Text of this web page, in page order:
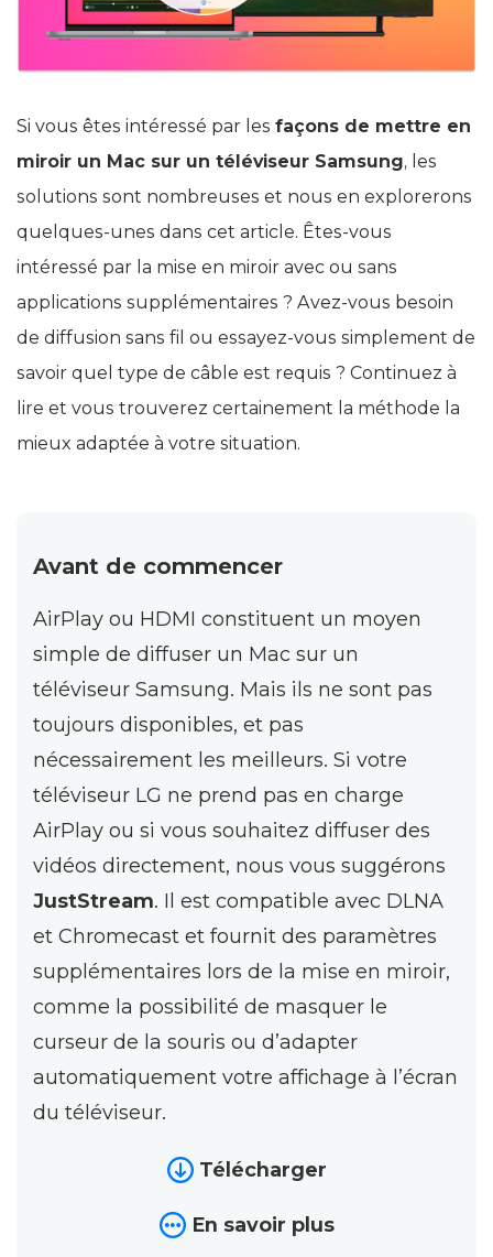
Si vous êtes intéressé par les façons de mettre en
miroir un Mac sur un téléviseur Samsung, les
solutions sont nombreuses et nous en explorerons
quelques-unes dans cet article. Êtes-vous
intéressé par la mise en miroir avec ou sans
applications supplémentaires ? Avez-vous besoin
de diffusion sans fil ou essayez-vous simplement de
savoir quel type de câble est requis ? Continuez à
lire et vous trouverez certainement la méthode la
mieux adaptée à votre situation.
Avant de commencer
AirPlay ou HDMI constituent un moyen
simple de diffuser un Mac sur un
téléviseur Samsung. Mais ils ne sont pas
toujours disponibles, et pas
nécessairement les meilleurs. Si votre
téléviseur LG ne prend pas en charge
AirPlay ou si vous souhaitez diffuser des
vidéos directement, nous vous suggérons
JustStream. Il est compatible avec DLNA
et Chromecast et fournit des paramètres
supplémentaires lors de la mise en miroir,
comme la possibilité de masquer le
curseur de la souris ou d’adapter
automatiquement votre affichage à l’écran
du téléviseur.
Télécharger
En savoir plus